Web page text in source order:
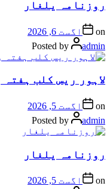
روزنامہ یلغار
on
اگست 6, 2026
Posted by
admin
لاہور ریس کلب
on
اگست 5, 2026
Posted by
admin
روزنامہ یلغار
on
اگست 5, 2026